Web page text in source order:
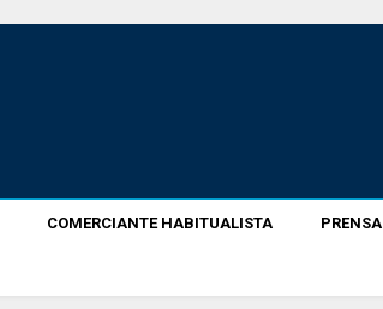
COMERCIANTE HABITUALISTA PRENSA